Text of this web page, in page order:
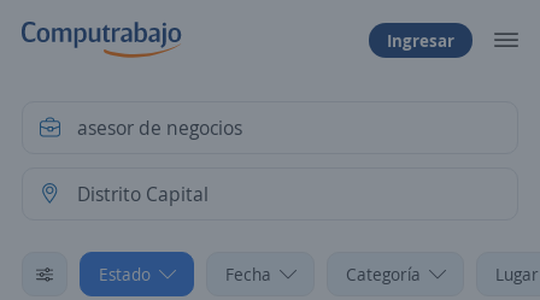
Ingresar
Estado Fecha Categoría